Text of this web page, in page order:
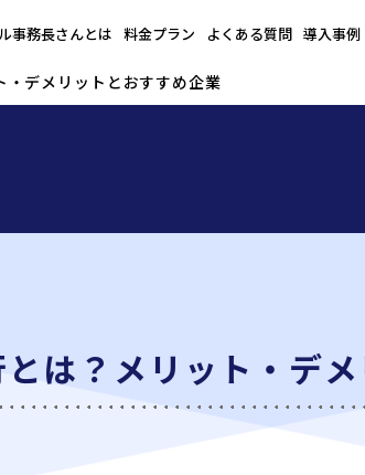
事務長さんとは 料金プラン よくある質問 導入事例
・デメリットとおすすめ企業
は？メリット・デ